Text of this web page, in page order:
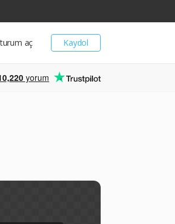
Kaydol
aç
yorum